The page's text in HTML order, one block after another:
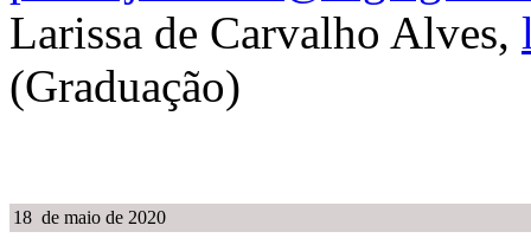
Larissa de Carvalho Alves,
(Graduação)
18 de maio de 2020